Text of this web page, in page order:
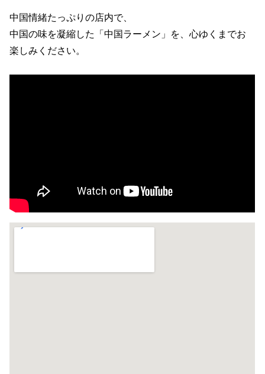
中国情緒たっぷりの店内で、
中国の味を凝縮した「中国ラーメン」を、心ゆくまでお
楽しみください。